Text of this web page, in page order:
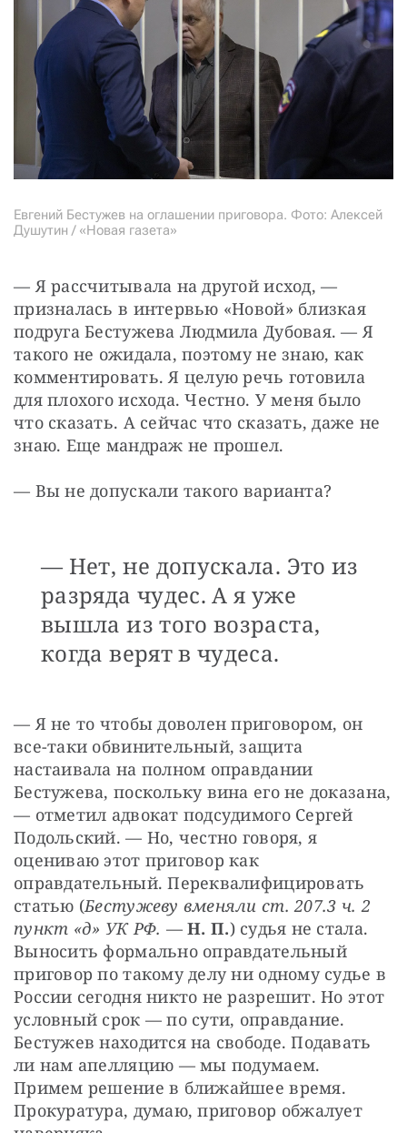
Евгений Бестужев на оглашении приговора. Фото: Алексей
Душутин / «Новая газета»
— Я рассчитывала на другой исход, —
призналась в интервью «Новой» близкая
подруга Бестужева Людмила Дубовая. — Я
такого не ожидала, поэтому не знаю, как
комментировать. Я целую речь готовила
для плохого исхода. Честно. У меня было
что сказать. А сейчас что сказать, даже не
знаю. Еще мандраж не прошел.
— Вы не допускали такого варианта?
— Нет, не допускала. Это из
разряда чудес. А я уже
вышла из того возраста,
когда верят в чудеса.
— Я не то чтобы доволен приговором, он
все-таки обвинительный, защита
настаивала на полном оправдании
Бестужева, поскольку вина его не доказана,
— отметил адвокат подсудимого Сергей
Подольский. — Но, честно говоря, я
оцениваю этот приговор как
оправдательный. Переквалифицировать
статью (Бестужеву вменяли ст. 207.3 ч. 2
пункт «д» УК РФ. — Н. П.) судья не стала.
Выносить формально оправдательный
приговор по такому делу ни одному судье в
России сегодня никто не разрешит. Но этот
условный срок — по сути, оправдание.
Бестужев находится на свободе. Подавать
ли нам апелляцию — мы подумаем.
Примем решение в ближайшее время.
Прокуратура, думаю, приговор обжалует